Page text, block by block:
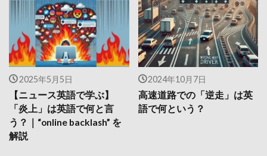
2025年5月5日
【ニュース英語で学ぶ】
「炎上」は英語で何と言
う？｜“online backlash” を
解説
2024年10月7日
高速道路での「逆走」は英
語で何という？